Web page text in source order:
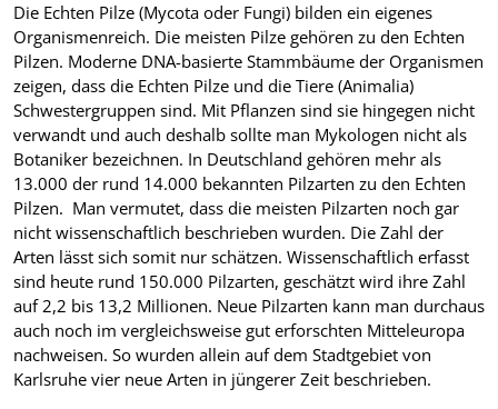
Die Echten Pilze (Mycota oder Fungi) bilden ein eigenes
Organismenreich. Die meisten Pilze gehören zu den Echten
Pilzen. Moderne DNA-basierte Stammbäume der Organismen
zeigen, dass die Echten Pilze und die Tiere (Animalia)
Schwestergruppen sind. Mit Pflanzen sind sie hingegen nicht
verwandt und auch deshalb sollte man Mykologen nicht als
Botaniker bezeichnen. In Deutschland gehören mehr als
13.000 der rund 14.000 bekannten Pilzarten zu den Echten
Pilzen. Man vermutet, dass die meisten Pilzarten noch gar
nicht wissenschaftlich beschrieben wurden. Die Zahl der
Arten lässt sich somit nur schätzen. Wissenschaftlich erfasst
sind heute rund 150.000 Pilzarten, geschätzt wird ihre Zahl
auf 2,2 bis 13,2 Millionen. Neue Pilzarten kann man durchaus
auch noch im vergleichsweise gut erforschten Mitteleuropa
nachweisen. So wurden allein auf dem Stadtgebiet von
Karlsruhe vier neue Arten in jüngerer Zeit beschrieben.